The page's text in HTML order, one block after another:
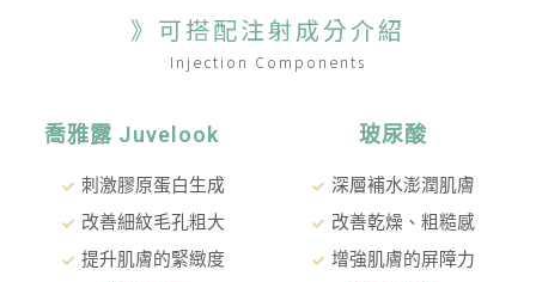
》可搭配注射成分介紹
Injection Components
喬雅露 Juvelook
刺激膠原蛋白生成
改善細紋毛孔粗大
提升肌膚的緊緻度
玻尿酸
深層補水澎潤肌膚
改善乾燥、粗糙感
增強肌膚的屏障力